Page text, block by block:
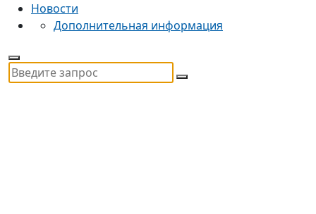
Новости
Дополнительная информация